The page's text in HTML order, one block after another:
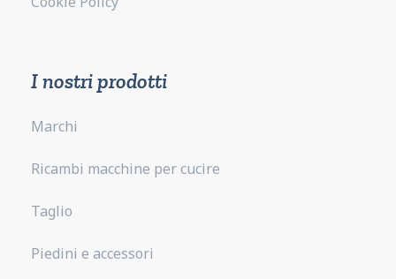
I nostri prodotti
Marchi
Ricambi macchine per cucire
Taglio
Piedini e accessori